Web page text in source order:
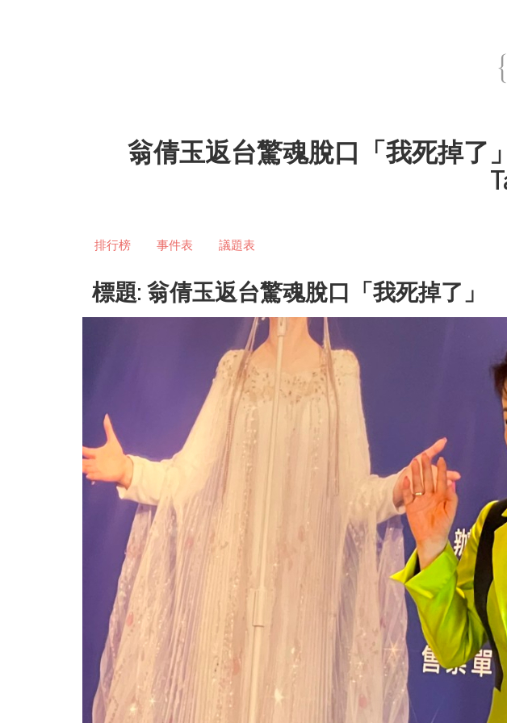
翁倩玉返台驚魂脫口「我死掉
排行榜 事件表 議題表
標題: 翁倩玉返台驚魂脫口「我死掉了」